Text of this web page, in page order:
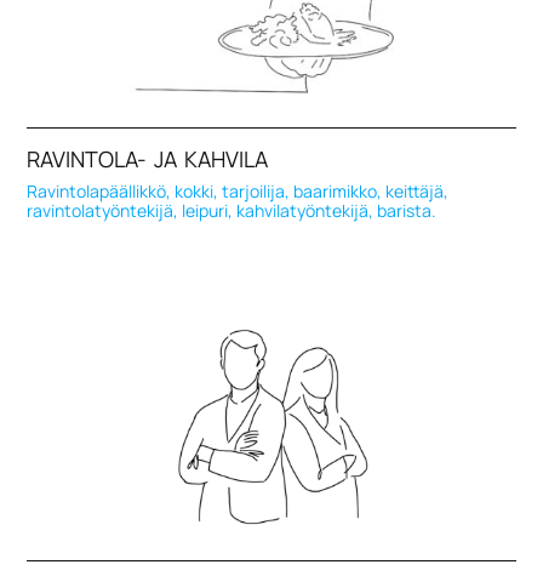
RAVINTOLA- JA KAHVILA
Ravintolapäällikkö, kokki, tarjoilija, baarimikko, keittäjä,
ravintolatyöntekijä, leipuri, kahvilatyöntekijä, barista.